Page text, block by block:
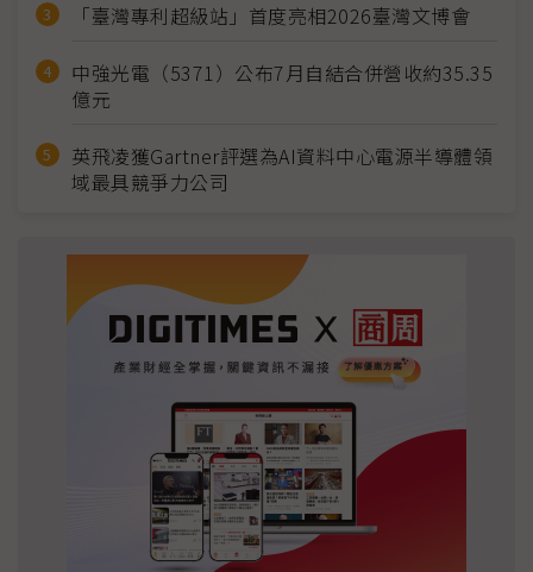
「臺灣專利超級站」首度亮相2026臺灣文博會
中強光電（5371）公布7月自結合併營收約35.35
億元
英飛凌獲Gartner評選為AI資料中心電源半導體領
域最具競爭力公司